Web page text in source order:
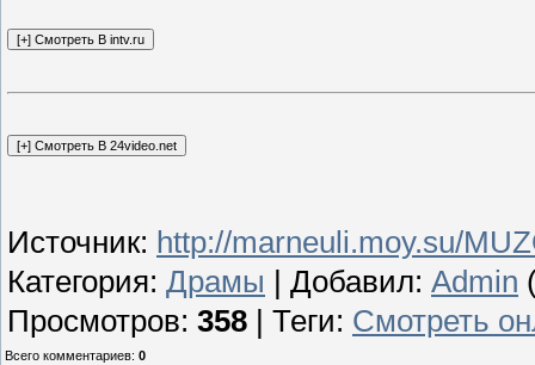
Источник: http://marneuli.moy.su/
Категория: Драмы Добавил: Admin
Просмотров: 358 Теги: Смотреть
Всего комментариев: 0